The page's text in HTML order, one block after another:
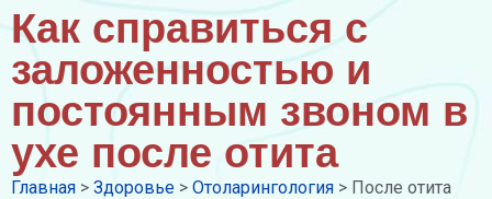
Как справиться с
заложенностью и
постоянным звоном в
ухе после отита
Главная > Здоровье > Отоларингология > После отита